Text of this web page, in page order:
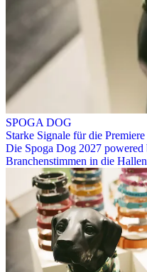
SPOGA DOG
Starke Signale für die Premiere
Die Spoga Dog 2027
Branchenstimmen in die